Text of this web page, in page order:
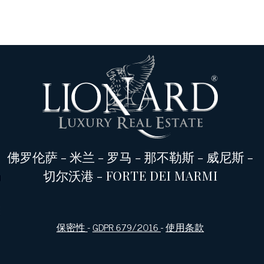
佛罗伦萨 - 米兰 - 罗马 - 那不勒斯 - 威尼斯 -
切尔沃港 - FORTE DEI MARMI
保密性-GDPR 679/2016-使用条款